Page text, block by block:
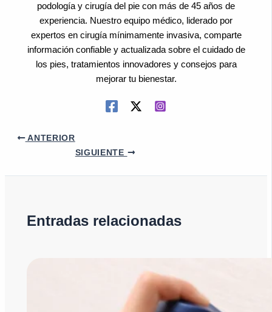
podología y cirugía del pie con más de 45 años de
experiencia. Nuestro equipo médico, liderado por
expertos en cirugía mínimamente invasiva, comparte
información confiable y actualizada sobre el cuidado de
los pies, tratamientos innovadores y consejos para
mejorar tu bienestar.
ANTERIOR
SIGUIENTE
Entradas relacionadas